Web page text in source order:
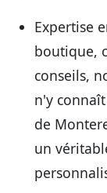
Expertise
boutique,
conseils,
n'y
de
un